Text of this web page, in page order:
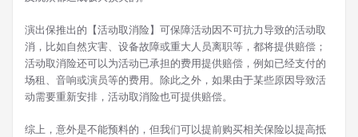
演出保推出的【活动取消险】可保障活动因不可抗力导致的活动取
消，比如自然灾害、设备故障或重大人员离职等，都将提供赔偿；
活动取消险还可以为活动已承担的费用提供赔偿，例如已经支付的
场租、音响或演员等的费用。除此之外，如果由于某些原因导致活
动需要重新安排，活动取消险也可提供赔偿。
综上，意外是不能预料的，但我们可以提前购买相关保险以提高抵